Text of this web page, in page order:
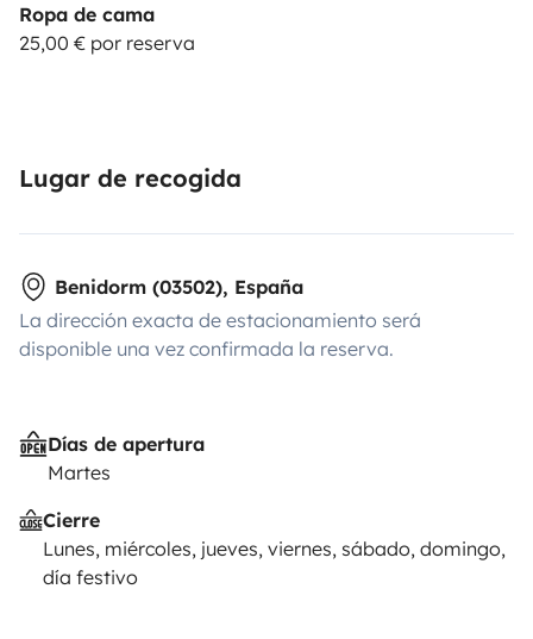
Ropa de cama
25,00 € por reserva
Lugar de recogida
Benidorm (03502), España
La dirección exacta de estacionamiento será
disponible una vez confirmada la reserva.
Días de apertura
Martes
Cierre
Lunes, miércoles, jueves, viernes, sábado, domingo,
día festivo